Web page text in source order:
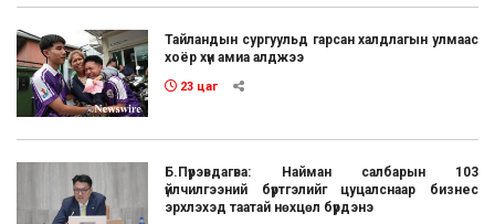
Тайландын сургуульд гарсан халдлагын улмаас
хоёр хүн амиа алджээ
23 цаг
Б.Пүрэвдагва: Найман салбарын 103
үйлчилгээний бүртгэлийг цуцалснаар бизнес
эрхлэхэд таатай нөхцөл бүрдэнэ